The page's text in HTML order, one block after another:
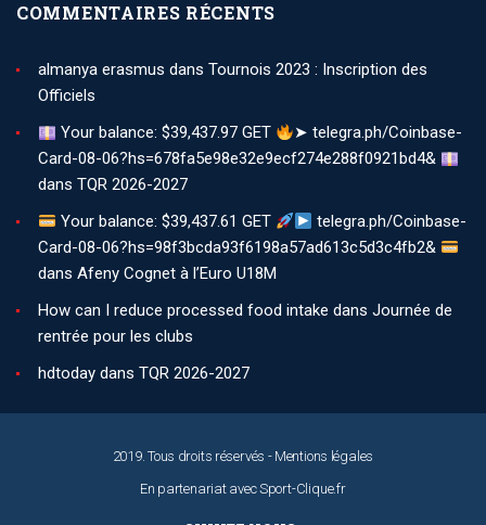
COMMENTAIRES RÉCENTS
almanya erasmus dans Tournois 2023 : Inscription des
Officiels
Your balance: $39,437.97 GET
➤ telegra.ph/Coinbase-
Card-08-06?hs=678fa5e98e32e9ecf274e288f0921bd4&
dans TQR 2026-2027
Your balance: $39,437.61 GET
telegra.ph/Coinbase-
Card-08-06?hs=98f3bcda93f6198a57ad613c5d3c4fb2&
dans Afeny Cognet à l’Euro U18M
How can I reduce processed food intake dans Journée de
rentrée pour les clubs
hdtoday dans TQR 2026-2027
2019. Tous droits réservés - Mentions légales
En partenariat avecSport-Clique.fr